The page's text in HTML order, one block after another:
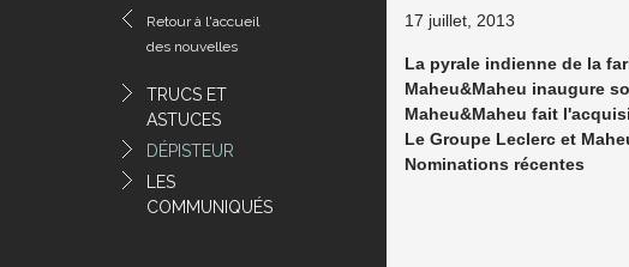
Retour à l'accueil
des nouvelles
TRUCS ET
ASTUCES
DÉPISTEUR
LES
COMMUNIQUÉS
17 juillet, 2013
La pyrale indienne de la
Maheu&Maheu inaugure
Maheu&Maheu fait
Le Groupe Leclerc et
Nominations récentes